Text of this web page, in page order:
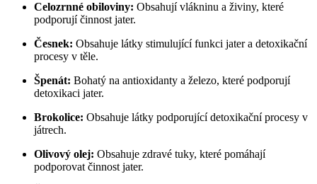
Celozrnné obiloviny: Obsahují vlákninu a živiny, které
podporují činnost jater.
Česnek: Obsahuje látky stimulující funkci jater a detoxikační
procesy v těle.
Špenát: Bohatý na antioxidanty a železo, které podporují
detoxikaci jater.
Brokolice: Obsahuje látky podporující detoxikační procesy v
játrech.
Olivový olej: Obsahuje zdravé tuky, které pomáhají
podporovat činnost jater.